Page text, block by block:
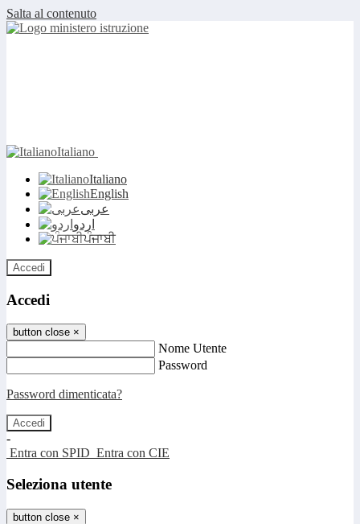
Salta al contenuto
Italiano
Italiano
English
عربى
اردو
ਪੰਜਾਬੀ
Accedi
Accedi
button close ×
Nome Utente
Password
Password dimenticata?
-
Entra con SPID Entra con CIE
Seleziona utente
button close ×